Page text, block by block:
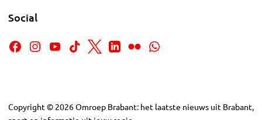
Social
Copyright © 2026Omroep Brabant: het laatste nieuws uit Brabant,